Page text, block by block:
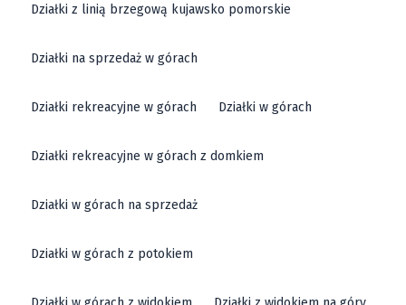
Działki z linią brzegową kujawsko pomorskie
Działki na sprzedaż w górach
Działki rekreacyjne w górach Działki w górach
Działki rekreacyjne w górach z domkiem
Działki w górach na sprzedaż
Działki w górach z potokiem